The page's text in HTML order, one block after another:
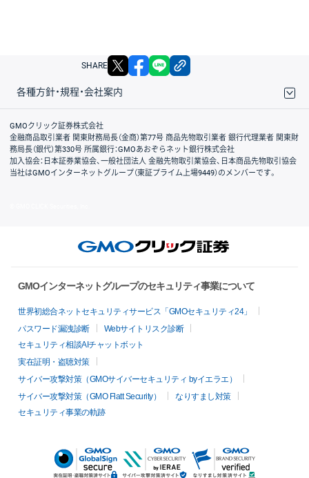
SHARE X facebook
各種方針・規程・会社案内
取引規程・約款
サイトマップ
その他のご案内
個人情報保護方針
最良執行方針
サイトのご利用について
ディスクレイマー
信託保全
リスク説明
会社案内
GMOクリック証券株式会社
金融商品取引業者 関東財務局長（金商）第77号 商品先物取引業者 銀行代理業者 関東財
務局長（銀代）第330号 所属銀行：GMOあおぞらネット銀行株式会社
加入協会：日本証券業協会、一般社団法人 金融先物取引業協会、日本商品先物取引協会
当社はGMOインターネットグループ（東証プライム上場9449）のメンバーです。
GMOインターネットグループのセキュリティ事業について
世界初総合ネットセキュリティサービス「GMOセキュリティ24」
パスワード漏洩診断
Webサイトリスク診断
セキュリティ相談AIチャットボット
実在証明・盗聴対策
サイバー攻撃対策（GMOサイバーセキュリティ byイエラエ）
サイバー攻撃対策（GMO Flatt Security）
なりすまし対策
セキュリティ事業の軌跡